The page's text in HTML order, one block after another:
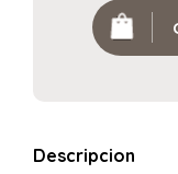
Descripcion